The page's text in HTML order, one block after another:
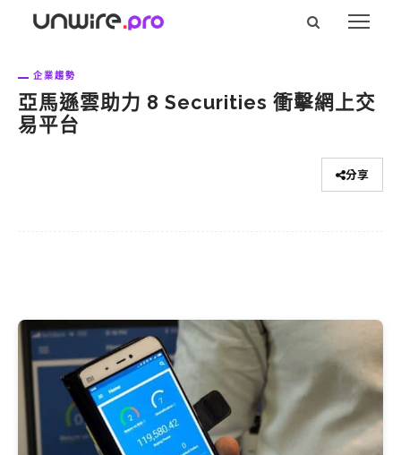
企業趨勢
亞馬遜雲助力 8 Securities 衝擊網上交
易平台
分享